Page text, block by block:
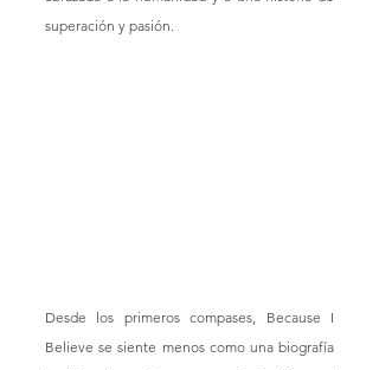
superación y pasión.
Desde los primeros compases, Because I
Believe se siente menos como una biografía